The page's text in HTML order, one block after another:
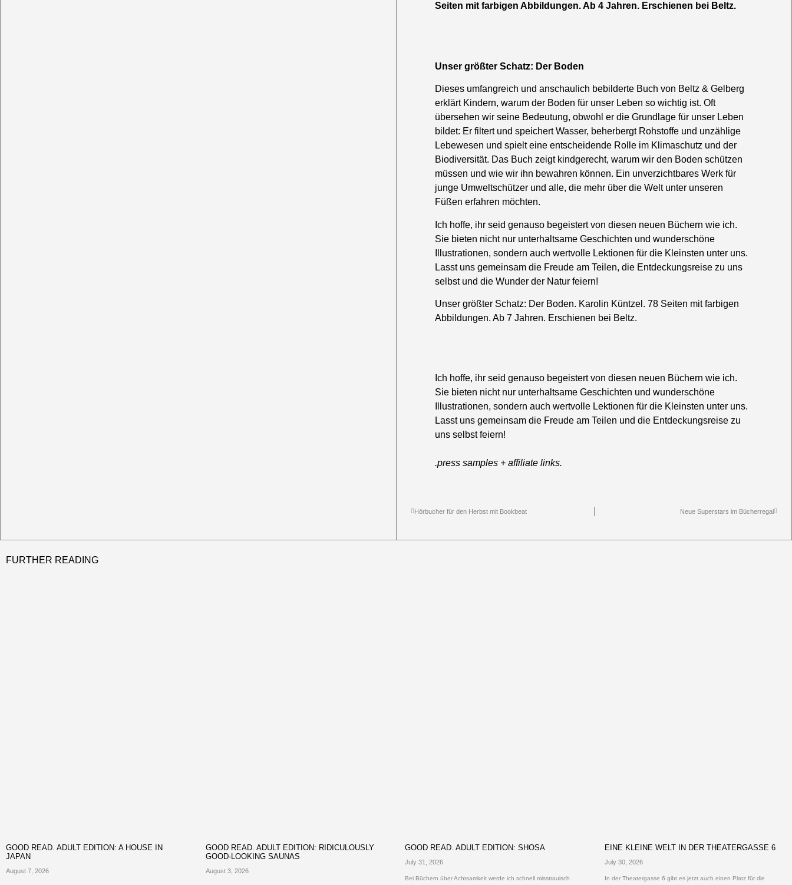
Seiten mit farbigen Abbildungen. Ab 4 Jahren. Erschienen bei Beltz.
Unser größter Schatz: Der Boden
Dieses umfangreich und anschaulich bebilderte Buch von Beltz & Gelberg
erklärt Kindern, warum der Boden für unser Leben so wichtig ist. Oft
übersehen wir seine Bedeutung, obwohl er die Grundlage für unser Leben
bildet: Er filtert und speichert Wasser, beherbergt Rohstoffe und unzählige
Lebewesen und spielt eine entscheidende Rolle im Klimaschutz und der
Biodiversität. Das Buch zeigt kindgerecht, warum wir den Boden schützen
müssen und wie wir ihn bewahren können. Ein unverzichtbares Werk für
junge Umweltschützer und alle, die mehr über die Welt unter unseren
Füßen erfahren möchten.
Ich hoffe, ihr seid genauso begeistert von diesen neuen Büchern wie ich.
Sie bieten nicht nur unterhaltsame Geschichten und wunderschöne
Illustrationen, sondern auch wertvolle Lektionen für die Kleinsten unter uns.
Lasst uns gemeinsam die Freude am Teilen, die Entdeckungsreise zu uns
selbst und die Wunder der Natur feiern!
Unser größter Schatz: Der Boden. Karolin Küntzel. 78 Seiten mit farbigen
Abbildungen. Ab 7 Jahren. Erschienen bei Beltz.
Ich hoffe, ihr seid genauso begeistert von diesen neuen Büchern wie ich.
Sie bieten nicht nur unterhaltsame Geschichten und wunderschöne
Illustrationen, sondern auch wertvolle Lektionen für die Kleinsten unter uns.
Lasst uns gemeinsam die Freude am Teilen und die Entdeckungsreise zu
uns selbst feiern!
.press samples + affiliate links.
Hörbucher für den Herbst mit Bookbeat Neue Superstars im Bücherregal
FURTHER READING
GOOD READ. ADULT EDITION: A HOUSE IN
JAPAN
August 7, 2026
GOOD READ. ADULT EDITION: RIDICULOUSLY
GOOD-LOOKING SAUNAS
August 3, 2026
GOOD READ. ADULT EDITION: SHOSA
July 31, 2026
Bei Büchern über Achtsamkeit werde ich schnell misstrauisch.
EINE KLEINE WELT IN DER THEATERGASSE 6
July 30, 2026
In der Theatergasse 6 gibt es jetzt auch einen Platz für die